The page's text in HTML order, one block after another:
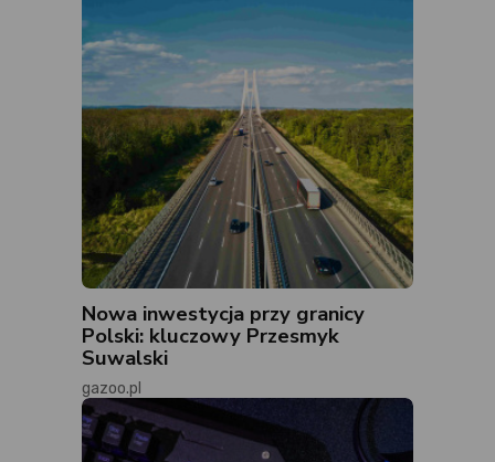
Nowa inwestycja przy granicy
Polski: kluczowy Przesmyk
Suwalski
gazoo.pl